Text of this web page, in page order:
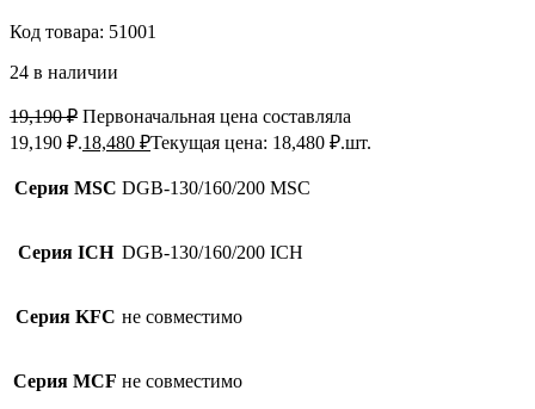
Код товара: 51001
24 в наличии
19,190₽ Первоначальная цена составляла
19,190 ₽.18,480 ₽Текущая цена: 18,480 ₽.шт.
Серия MSC DGB-130/160/200 MSC
Серия ICH DGB-130/160/200 ICH
Серия KFC не совместимо
Серия MCF не совместимо